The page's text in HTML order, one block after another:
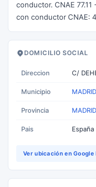
conductor. CNAE
con conductor CNAE:
DOMICILIO SOCIAL
Direccion C/
Municipio MADRID
Provincia MADRID
Pais España
Ver ubicación en Google